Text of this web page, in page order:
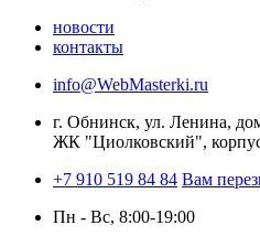
новости
контакты
info@WebMasterki.ru
г. Обнинск, ул. Ленина,
ЖК "Циолковский",
+7 910 519 84 84 Вам
Пн - Вс, 8:00-19:00